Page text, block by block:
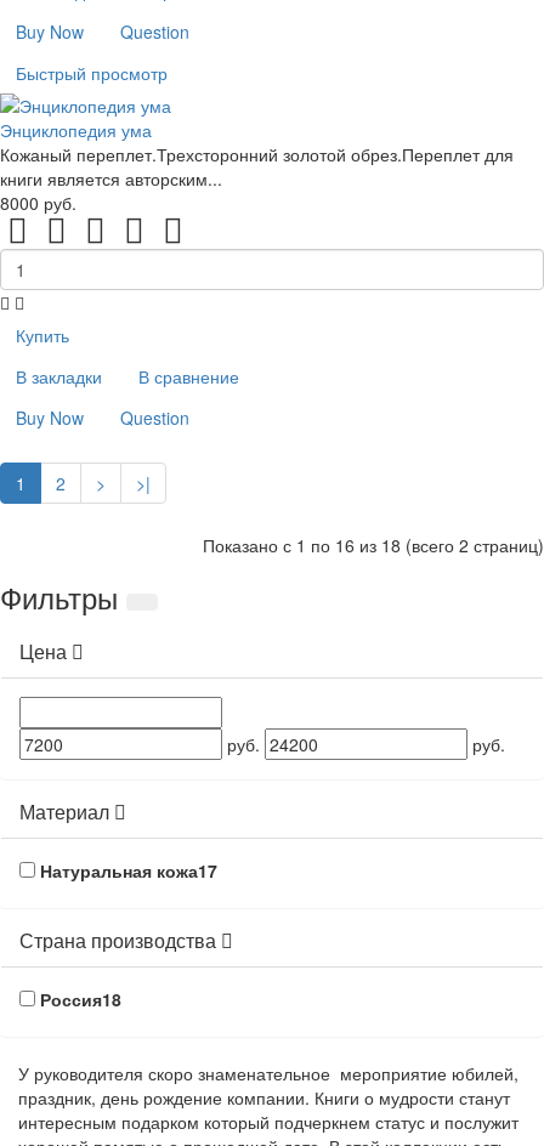
Buy Now
Question
Быстрый просмотр
Энциклопедия ума
Кожаный переплет.Трехсторонний золотой обрез.Переплет для
книги является авторским...
8000 руб.
Купить
В закладки
В сравнение
Buy Now
Question
1 2 > >|
Показано с 1 по 16 из 18 (всего 2 страниц)
Фильтры
Цена
руб. руб.
Материал
Натуральная кожа17
Страна производства
Россия18
У руководителя скоро знаменательное мероприятие юбилей,
праздник, день рождение компании. Книги о мудрости станут
интересным подарком который подчеркнем статус и послужит